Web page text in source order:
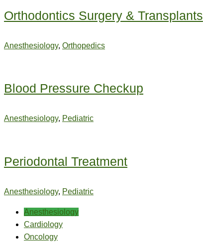
Orthodontics Surgery & Transplants
Anesthesiology, Orthopedics
Blood Pressure Checkup
Anesthesiology, Pediatric
Periodontal Treatment
Anesthesiology, Pediatric
Anesthesiology
Cardiology
Oncology